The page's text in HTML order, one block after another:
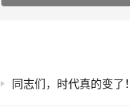
同志们，时代真的变了！